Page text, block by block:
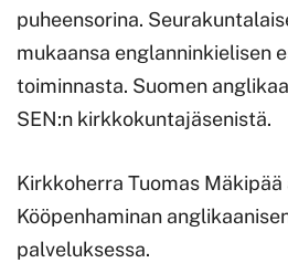
puheensorina.
mukaansa englanninkielisen
toiminnasta. Suomen
SEN:n kirkkokuntajäsenistä.
Kirkkoherra Tuomas
Kööpenhaminan
palveluksessa.